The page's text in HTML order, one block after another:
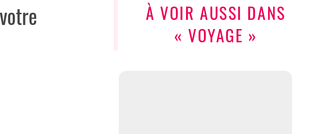
À VOIR AUSSI DANS
« VOYAGE »